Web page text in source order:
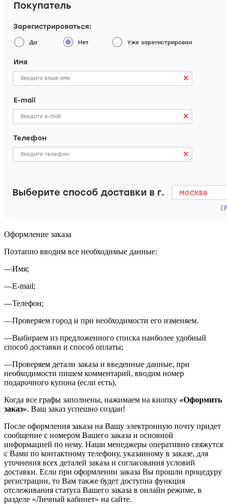
Оформление заказа
Поэтапно вводим все необходимые данные:
—Имя;
—E-mail;
—Телефон;
—Проверяем город и при необходимости его изменяем.
—Выбираем из предложенного списка наиболее удобный
способ доставки и способ оплаты;
—Проверяем детали заказа и введенные данные, при
необходимости пишем комментарий, вводим номер
подарочного купона (если есть).
Когда все графы заполнены, нажимаем на кнопку «Оформить
заказ». Ваш заказ успешно создан!
После оформления заказа на Вашу электронную почту придет
сообщение с номером Вашего заказа и основной
информацией по нему. Наши менеджеры оперативно свяжутся
с Вами по контактному телефону, указанному в заказе, для
уточнения всех деталей заказа и согласования условий
доставки. Если при оформлении заказа Вы прошли процедуру
регистрации, то Вам также будет доступна функция
отслеживания статуса Вашего заказа в онлайн режиме, в
разделе «Личный кабинет» на сайте.